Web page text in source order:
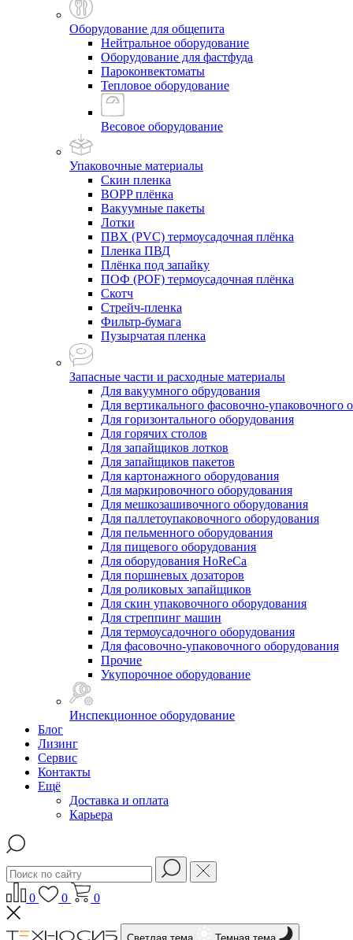
Оборудование для общепита
Нейтральное оборудование
Оборудование для фастфуда
Пароконвектоматы
Тепловое оборудование
Весовое оборудование
Упаковочные материалы
Скин пленка
BOPP плёнка
Вакуумные пакеты
Лотки
ПВХ (PVC) термоусадочная плёнка
Пленка ПВД
Плёнка под запайку
ПОФ (POF) термоусадочная плёнка
Скотч
Стрейч-пленка
Фильтр-бумага
Пузырчатая пленка
Запасные части и расходные материалы
Для вакуумного обрудования
Для вертикального фасовочно-упаковочного
Для горизонтального оборудования
Для горячих столов
Для запайщиков лотков
Для запайщиков пакетов
Для картонажного оборудования
Для маркировочного оборудования
Для мешкозашивочного оборудования
Для паллетоупаковочного оборудования
Для пельменного оборудования
Для пищевого оборудования
Для оборудования HoReCa
Для поршневых дозаторов
Для роликовых запайщиков
Для скин упаковочного оборудования
Для стреппинг машин
Для термоусадочного оборудования
Для фасовочно-упаковочного оборудования
Прочие
Укупорочное оборудование
Инспекционное оборудование
Блог
Лизинг
Сервис
Контакты
Ещё
Доставка и оплата
Карьера
0 0 0